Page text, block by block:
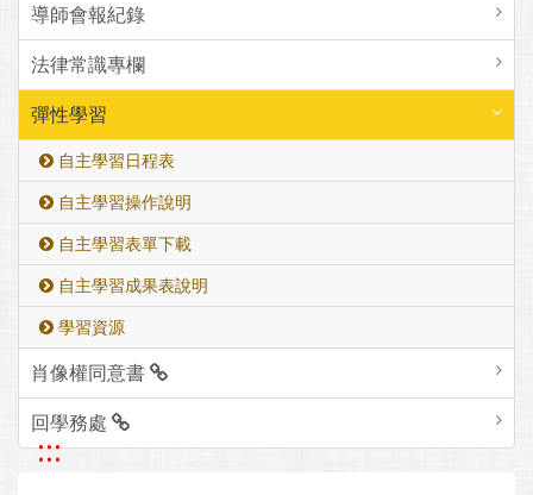
導師會報紀錄
法律常識專欄
彈性學習
自主學習日程表
自主學習操作說明
自主學習表單下載
自主學習成果表說明
學習資源
肖像權同意書
回學務處
:::